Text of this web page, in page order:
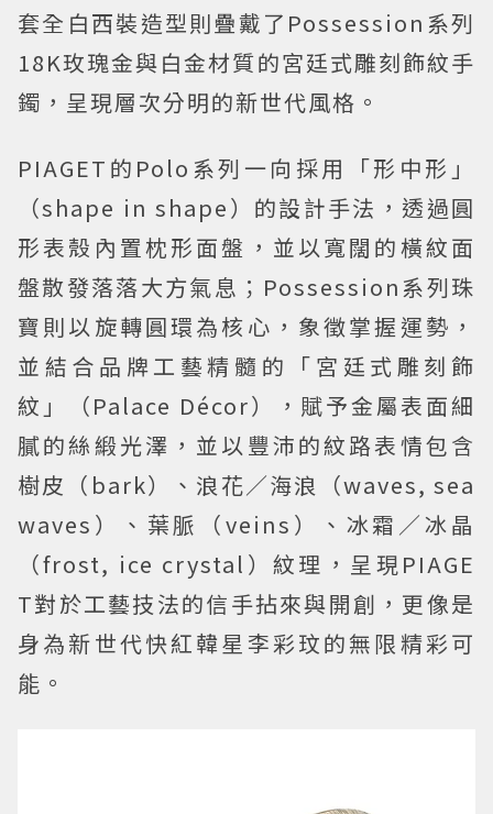
套全白西裝造型則疊戴了Possession系列
18K玫瑰金與白金材質的宮廷式雕刻飾紋手
鐲，呈現層次分明的新世代風格。
PIAGET的Polo系列一向採用「形中形」
（shape in shape）的設計手法，透過圓
形表殼內置枕形面盤，並以寬闊的橫紋面
盤散發落落大方氣息；Possession系列珠
寶則以旋轉圓環為核心，象徵掌握運勢，
並結合品牌工藝精髓的「宮廷式雕刻飾
紋」（Palace Décor），賦予金屬表面細
膩的絲緞光澤，並以豐沛的紋路表情包含
樹皮（bark）、浪花／海浪（waves, sea
waves）、葉脈（veins）、冰霜／冰晶
（frost, ice crystal）紋理，呈現PIAGE
T對於工藝技法的信手拈來與開創，更像是
身為新世代快紅韓星李彩玟的無限精彩可
能。